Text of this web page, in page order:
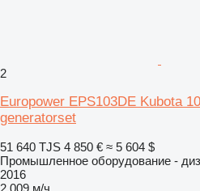
2
Europower EPS103DE Kubota
generatorset
51 640 TJS 4 850 € ≈ 5 604 $
Промышленное оборудование -
2016
2 009 м/ч